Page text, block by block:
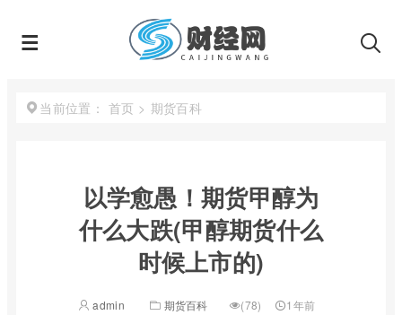
当前位置： 首页 > 期货百科
以学愈愚！期货甲醇为
什么大跌(甲醇期货什么
时候上市的)
admin 期货百科 (78) 1年前